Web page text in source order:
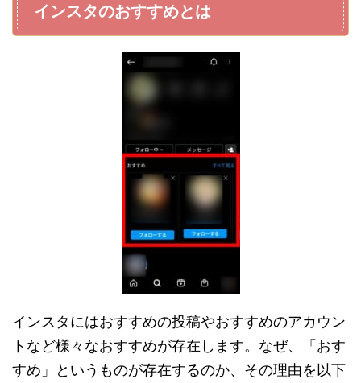
インスタのおすすめとは
インスタにはおすすめの投稿やおすすめのアカウン
トなど様々なおすすめが存在します。なぜ、「おす
すめ」というものが存在するのか、その理由を以下